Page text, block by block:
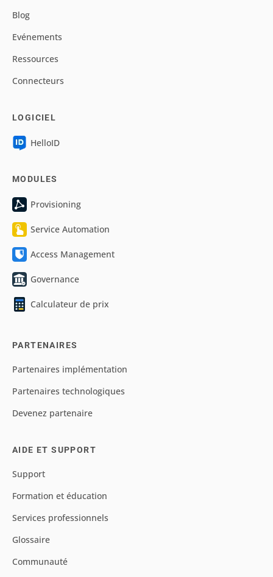
Blog
Evénements
Ressources
Connecteurs
LOGICIEL
HelloID
MODULES
Provisioning
Service Automation
Access Management
Governance
Calculateur de prix
PARTENAIRES
Partenaires implémentation
Partenaires technologiques
Devenez partenaire
AIDE ET SUPPORT
Support
Formation et éducation
Services professionnels
Glossaire
Communauté